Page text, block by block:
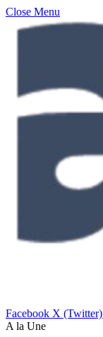
Close Menu
Facebook X (Twitter)
A la Une